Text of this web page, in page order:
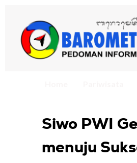
Siwo PWI
menuju